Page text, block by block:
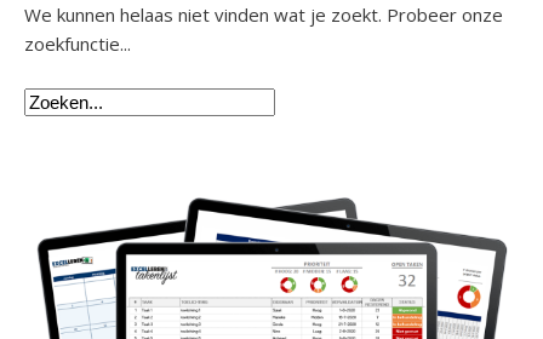
We kunnen helaas niet vinden wat je zoekt. Probeer onze
zoekfunctie...